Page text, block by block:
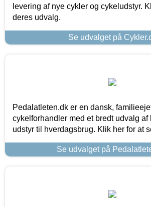
levering af nye cykler og cykeludstyr.
deres udvalg.
Se udvalget på
Pedalatleten.dk er en dansk,
cykelforhandler med et bredt udvalg af
udstyr til hverdagsbrug. Klik her for at
Se udvalget på